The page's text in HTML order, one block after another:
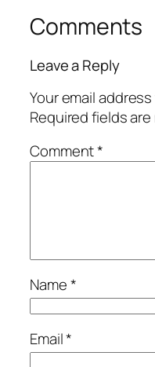
Comments
Leave a Reply
Your email
Required fields
Comment*
Name*
Email*